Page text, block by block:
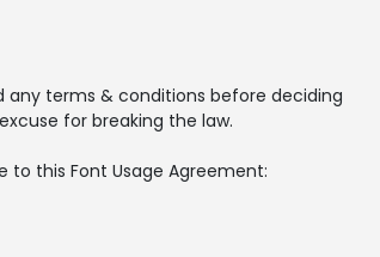
terms & conditions before deciding
for breaking the law.
to this Font Usage Agreement: